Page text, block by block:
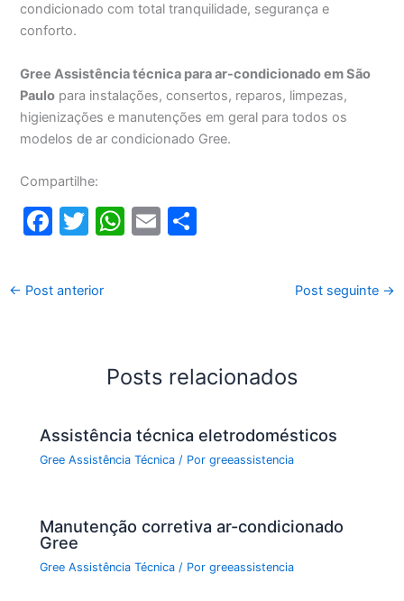
condicionado com total tranquilidade, segurança e
conforto.
Gree Assistência técnica para ar-condicionado em São
Paulo para instalações, consertos, reparos, limpezas,
higienizações e manutenções em geral para todos os
modelos de ar condicionado Gree.
Compartilhe:
F
c
e
k
T
itt
er
W
p
p
E
← Post anterior Post seguinte →
Posts relacionados
Assistência técnica eletrodomésticos
Gree Assistência Técnica / Porgreeassistencia
Manutenção corretiva ar-condicionado
Gree
Gree Assistência Técnica / Porgreeassistencia